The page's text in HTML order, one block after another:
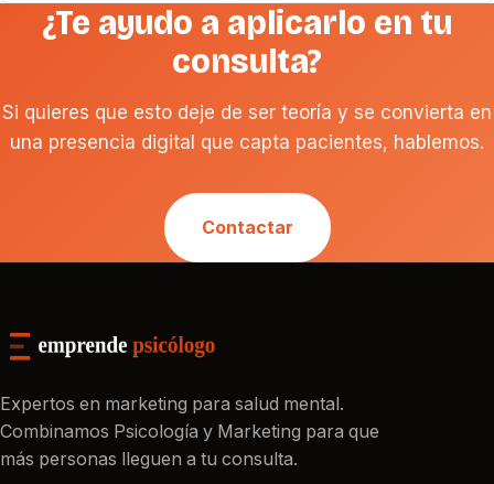
¿Te ayudo a aplicarlo en tu
consulta?
Si quieres que esto deje de ser teoría y se convierta en
una presencia digital que capta pacientes, hablemos.
Contactar
Expertos en marketing para salud mental.
Combinamos Psicología y Marketing para que
más personas lleguen a tu consulta.